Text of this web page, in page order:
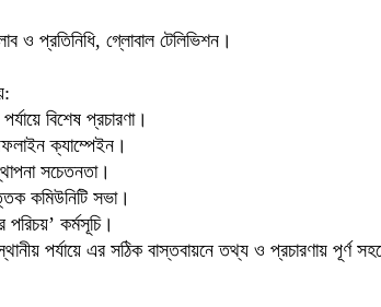
ও প্রতিনিধি, গ্লোবাল টেলিভিশন।
বিশেষ প্রচারণা।
ক্যাম্পেইন।
সচেতনতা।
কমিউনিটি সভা।
কর্মসূচি।
পর্যায়ে এর সঠিক বাস্তবায়নে তথ্য ও প্রচারণায় পূর্ণ